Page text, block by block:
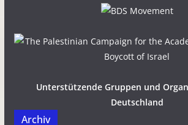
Unterstützende Gruppen und
Deutschland
Archiv